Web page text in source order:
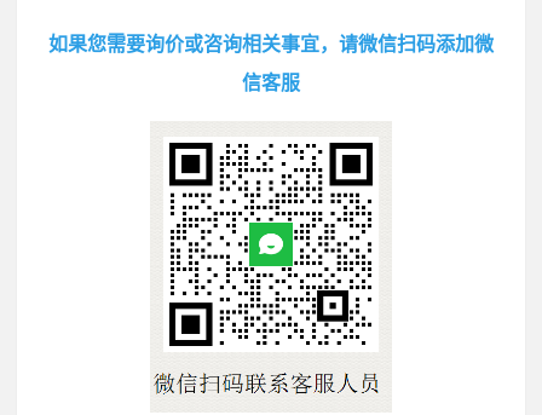
如果您需要询价或咨询相关事宜，请微信扫码添加微
信客服